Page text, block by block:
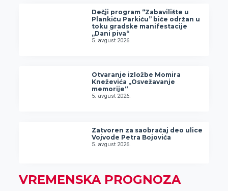
Dečji program “Zabavilište u
Plankiću Parkiću” biće održan u
toku gradske manifestacije
„Dani piva“
5. avgust 2026.
Otvaranje izložbe Momira
Kneževića „Osvežavanje
memorije“
5. avgust 2026.
Zatvoren za saobraćaj deo ulice
Vojvode Petra Bojovića
5. avgust 2026.
VREMENSKA PROGNOZA